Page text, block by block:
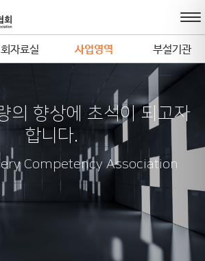
자료실 사업영역 부설기관
의 향상에 초석이 되고자
합니다.
Competency Association